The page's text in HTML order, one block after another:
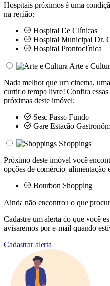
Hospitais próximos é uma
na região:
Hospital De Clínicas
Hospital Municipal Dr.
Hospital Prontoclínica
Arte e
Nada melhor que um cinema,
curtir o tempo livre! Confira essas
próximas deste imóvel:
Sesc Passo Fundo
Gare Estação
Shoppings
Próximo deste imóvel você
opções de comércio, alimentação
Bourbon Shopping
Ainda não encontrou o que
Cadastre um alerta do que você
avisaremos por e-mail quando
Cadastrar alerta